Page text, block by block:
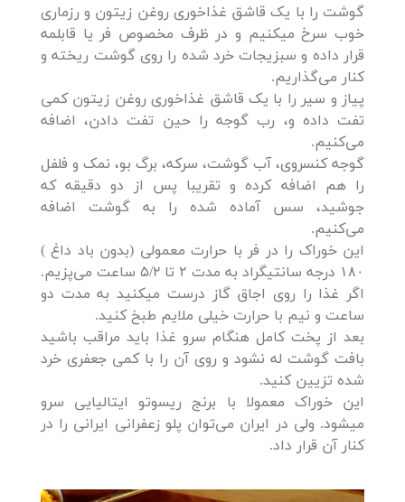
گوشت را با یک قاشق غذاخوری روغن زیتون و رزماری
خوب سرخ میکنیم و در ظرف مخصوص فر یا قابلمه
قرار داده و سبزیجات خرد شده را روی گوشت ریخته و
کنار می‌گذاریم.
پیاز و سیر را با یک قاشق غذاخوری روغن زیتون کمی
تفت داده و، رب گوجه را حین تفت دادن، اضافه
می‌کنیم.
گوجه کنسروی، آب گوشت، سرکه، برگ بو، نمک و فلفل
را هم اضافه کرده و تقریبا پس از دو دقیقه که
جوشید، سس آماده شده را به گوشت اضافه
می‌کنیم.
این خوراک را در فر با حرارت معمولی (بدون باد داغ )
۱۸۰ درجه سانتیگراد به مدت ۲ تا 5/2 ساعت می‌پزیم.
اگر غذا را روی اجاق گاز درست میکنید به مدت دو
ساعت و نیم با حرارت خیلی ملایم طبخ کنید.
بعد از پخت کامل هنگام سرو غذا باید مراقب باشید
بافت گوشت له نشود و روی آن را با کمی جعفری خرد
شده تزیین کنید.
این خوراک معمولا با برنج ریسوتو ایتالیایی سرو
میشود. ولی در ایران می‌توان پلو زعفرانی ایرانی را در
کنار آن قرار داد.